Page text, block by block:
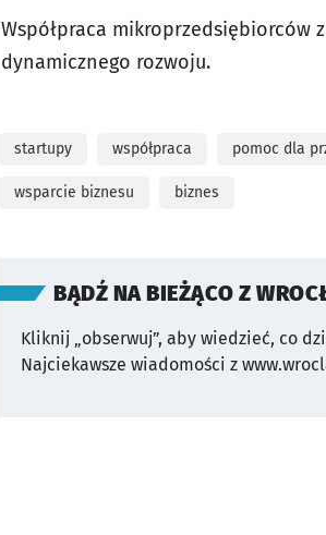
Współpraca mikroprzedsiębiorców
dynamicznego rozwoju.
startupy współpraca pomoc dla
wsparcie biznesu biznes
BĄDŹ NA BIEŻĄCO Z
Kliknij „obserwuj”, aby wiedzieć, co
Najciekawsze wiadomości z